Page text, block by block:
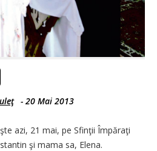
- 20 Mai 2013
azi, 21 mai, pe Sfinţii Împăraţi
şi mama sa, Elena.